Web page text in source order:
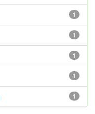
1
1
1
1
1